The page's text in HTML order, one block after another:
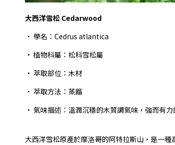
大西洋雪松 Cedarwood
• 學名：Cedrus atlantica
• 植物科屬：松科雪松屬
• 萃取部位 ： 木材
• 萃取方法 ： 蒸餾
• 氣味描述 ： 溫潤沉穩的木質調氣味，強而有
大西洋雪松原產於摩洛哥的阿特拉斯山，是一